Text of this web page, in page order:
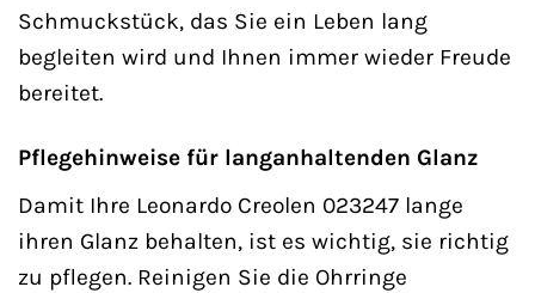
Schmuckstück, das Sie ein Leben lang
begleiten wird und Ihnen immer wieder Freude
bereitet.
Pflegehinweise für langanhaltenden Glanz
Damit Ihre Leonardo Creolen 023247 lange
ihren Glanz behalten, ist es wichtig, sie richtig
zu pflegen. Reinigen Sie die Ohrringe